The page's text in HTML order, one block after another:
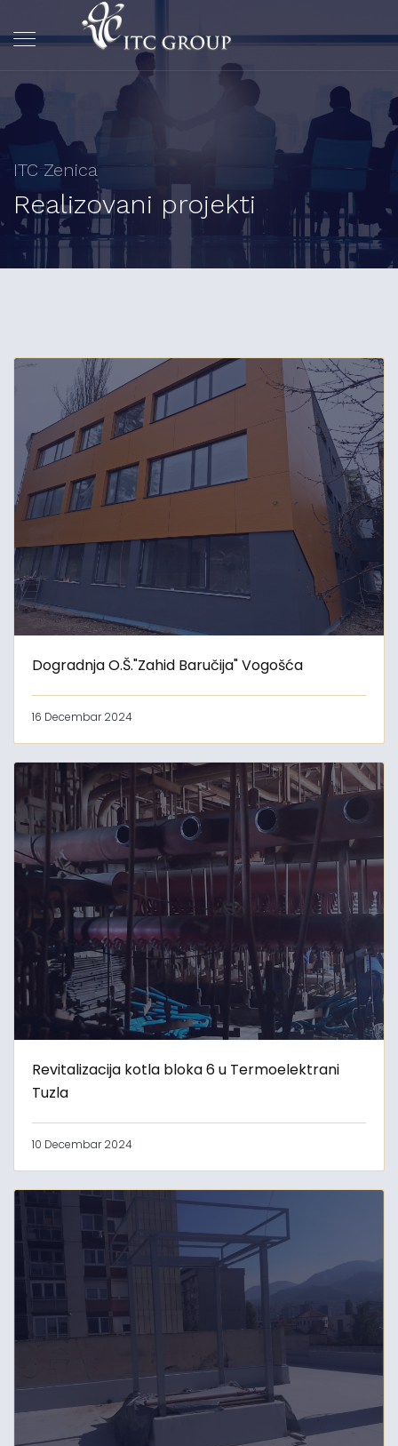
ITC Zenica
Realizovani projekti
Dogradnja O.Š."Zahid Baručija" Vogošća
16 Decembar 2024
Revitalizacija kotla bloka 6 u Termoelektrani
Tuzla
10 Decembar 2024